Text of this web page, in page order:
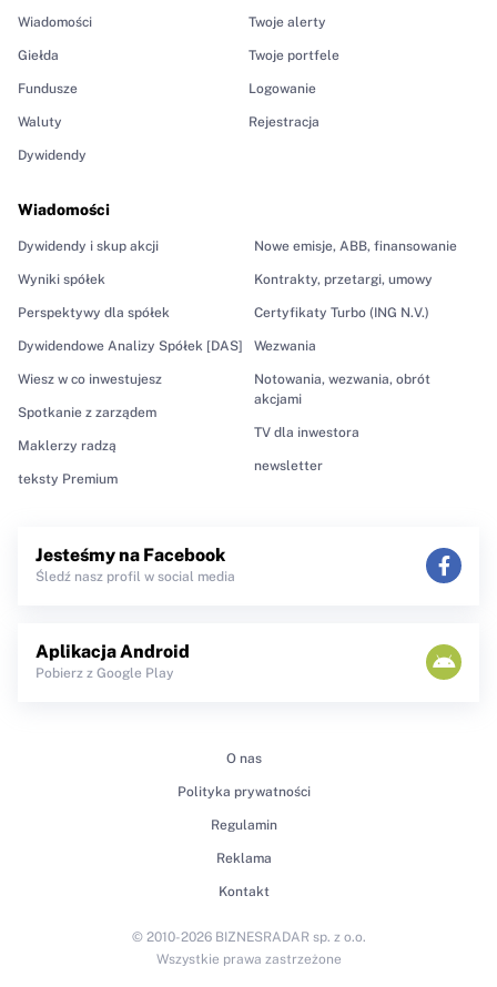
Wiadomości
Giełda
Fundusze
Waluty
Dywidendy
Wiadomości
Dywidendy i skup akcji
Wyniki spółek
Perspektywy dla spółek
Dywidendowe Analizy Spółek [DAS]
Wiesz w co inwestujesz
Spotkanie z zarządem
Maklerzy radzą
teksty Premium
Nowe emisje, ABB, finansowanie
Kontrakty, przetargi, umowy
Certyfikaty Turbo (ING N.V.)
Wezwania
Notowania, wezwania, obrót
akcjami
TV dla inwestora
newsletter
Twoje alerty
Twoje portfele
Logowanie
Rejestracja
Jesteśmy na Facebook
Śledź nasz profil w social media
Aplikacja Android
Pobierz z Google Play
O nas
Polityka prywatności
Regulamin
Reklama
Kontakt
© 2010-2026 BIZNESRADAR sp. z o.o.
Wszystkie prawa zastrzeżone